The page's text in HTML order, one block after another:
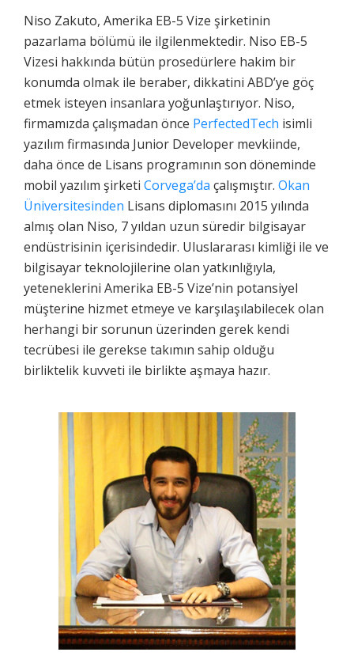
Niso Zakuto, Amerika EB-5 Vize şirketinin
pazarlama bölümü ile ilgilenmektedir. Niso EB-5
Vizesi hakkında bütün prosedürlere hakim bir
konumda olmak ile beraber, dikkatini ABD’ye göç
etmek isteyen insanlara yoğunlaştırıyor. Niso,
firmamızda çalışmadan önce PerfectedTech isimli
yazılım firmasında Junior Developer mevkiinde,
daha önce de Lisans programının son döneminde
mobil yazılım şirketi Corvega’da çalışmıştır. Okan
Üniversitesinden Lisans diplomasını 2015 yılında
almış olan Niso, 7 yıldan uzun süredir bilgisayar
endüstrisinin içerisindedir. Uluslararası kimliği ile ve
bilgisayar teknolojilerine olan yatkınlığıyla,
yeteneklerini Amerika EB-5 Vize’nin potansiyel
müşterine hizmet etmeye ve karşılaşılabilecek olan
herhangi bir sorunun üzerinden gerek kendi
tecrübesi ile gerekse takımın sahip olduğu
birliktelik kuvveti ile birlikte aşmaya hazır.